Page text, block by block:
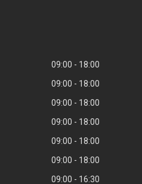
09:00
18:00
09:00
18:00
09:00
18:00
09:00
18:00
09:00
18:00
09:00
18:00
09:00 16:30